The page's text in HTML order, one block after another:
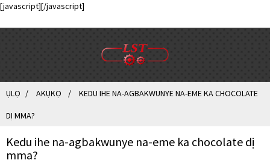
[javascript][/javascript]
ỤLỌ AKỤKỌ KEDU IHE NA-AGBAKWUNYE NA-EME KA CHOCOLATE
DỊ MMA?
Kedu ihe na-agbakwunye na-eme ka chocolate dị
mma?